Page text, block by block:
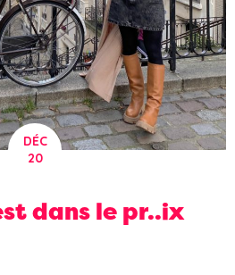
DÉC
20
dans le pr..ix